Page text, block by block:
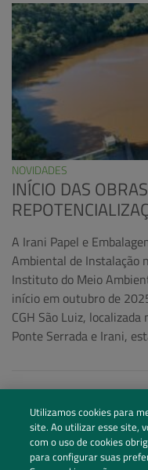
NOVIDADES
INÍCIO DAS
A Irani Papel e
Ambiental de
Instituto do Meio
início em outubro de
CGH São Luiz,
Ponte Serrada e Irani,
Utilizamos cookies para
site. Ao utilizar esse site,
com o uso de cookies
para configurar suas